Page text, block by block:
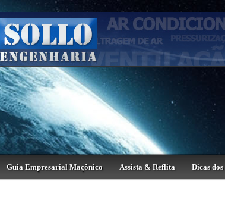
Guia Empresarial Maçônico Assista & Reflita Dicas